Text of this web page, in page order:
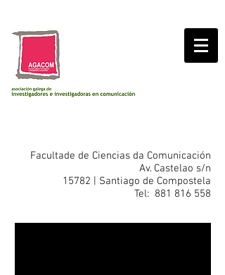
Facultade de Ciencias da Comunicación
Av. Castelao s/n
15782 | Santiago de Compostela
Tel: 881 816 558